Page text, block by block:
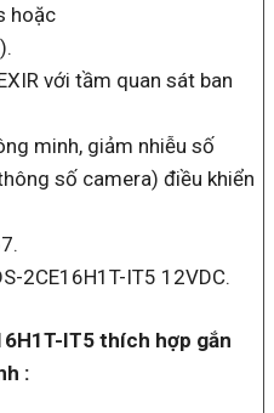
hoặc
với tầm quan sát ban
minh, giảm nhiễu số
số camera) điều khiển
2CE16H1T-IT5 12VDC.
IT5 thích hợp gắn
: